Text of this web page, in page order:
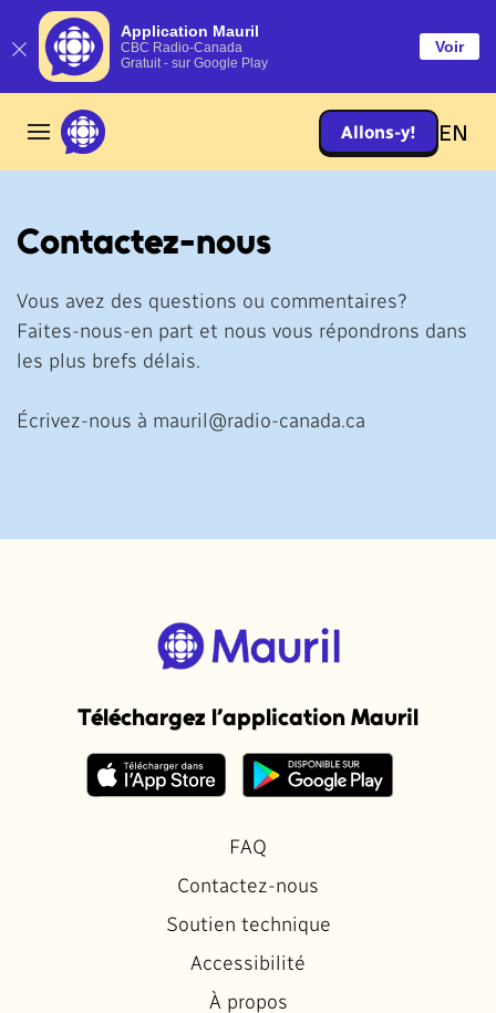
contenu
Allons-y! EN
Contactez-nous
Vous avez des questions ou commentaires?
Faites-nous-en part et nous vous répondrons dans
les plus brefs délais.
Écrivez-nous à mauril@radio-canada.ca
Téléchargez l’application Mauril
FAQ
Contactez-nous
Soutien technique
Accessibilité
À propos
Application Mauril
CBC Radio-Canada
Gratuit - sur Google Play
Voir